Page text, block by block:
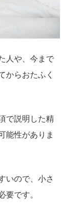
人や、今まで
からおたふく
で説明した精
能性がありま
いので、小さ
要です。